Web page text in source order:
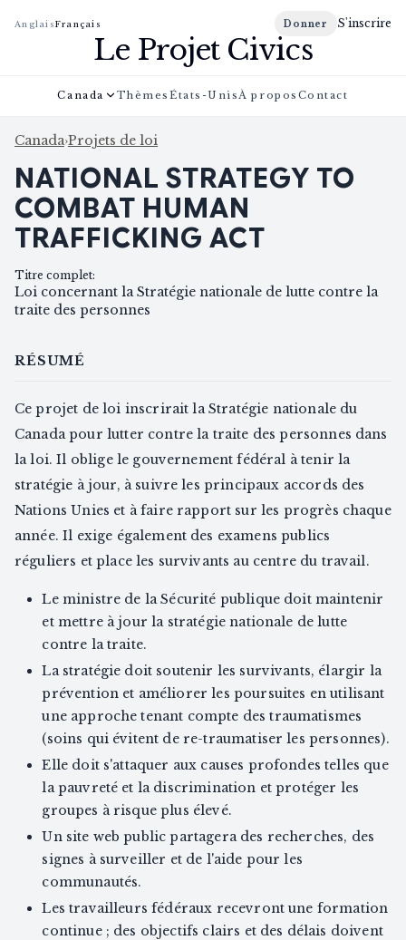
AnglaisFrançais Donner S'inscrire
Le Projet Civics
Canada Thèmes États-Unis À propos Contact
Canada›Projets de loi
NATIONAL STRATEGY TO
COMBAT HUMAN
TRAFFICKING ACT
Titre complet:
Loi concernant la Stratégie nationale de lutte contre la
traite des personnes
RÉSUMÉ
Ce projet de loi inscrirait la Stratégie nationale du
Canada pour lutter contre la traite des personnes dans
la loi. Il oblige le gouvernement fédéral à tenir la
stratégie à jour, à suivre les principaux accords des
Nations Unies et à faire rapport sur les progrès chaque
année. Il exige également des examens publics
réguliers et place les survivants au centre du travail.
Le ministre de la Sécurité publique doit maintenir
et mettre à jour la stratégie nationale de lutte
contre la traite.
La stratégie doit soutenir les survivants, élargir la
prévention et améliorer les poursuites en utilisant
une approche tenant compte des traumatismes
(soins qui évitent de re-traumatiser les personnes).
Elle doit s'attaquer aux causes profondes telles que
la pauvreté et la discrimination et protéger les
groupes à risque plus élevé.
Un site web public partagera des recherches, des
signes à surveiller et de l'aide pour les
communautés.
Les travailleurs fédéraux recevront une formation
continue ; des objectifs clairs et des délais doivent